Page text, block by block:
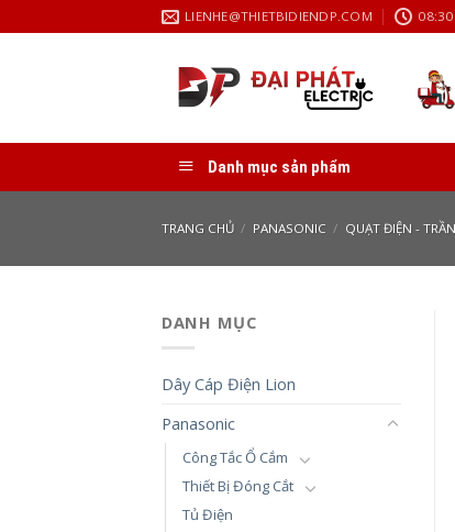
to
LIENHE@THIETBIDIENDP.COM
Danh mục sản phẩm
TRANG CHỦ / PANASONIC / QUẠT ĐIỆN - TRẦN
DANH MỤC
Dây Cáp Điện Lion
Panasonic
Công Tắc Ổ Cắm
Thiết Bị Đóng Cắt
Tủ Điện